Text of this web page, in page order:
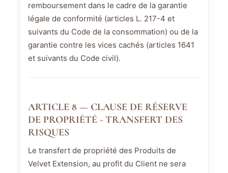
remboursement dans le cadre de la garantie
légale de conformité (articles L. 217-4 et
suivants du Code de la consommation) ou de la
garantie contre les vices cachés (articles 1641
et suivants du Code civil).
ARTICLE 8 — CLAUSE DE RÉSERVE
DE PROPRIÉTÉ - TRANSFERT DES
RISQUES
Le transfert de propriété des Produits de
Velvet Extension, au profit du Client ne sera